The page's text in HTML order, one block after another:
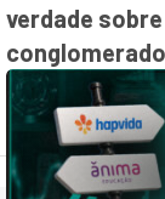
verdade